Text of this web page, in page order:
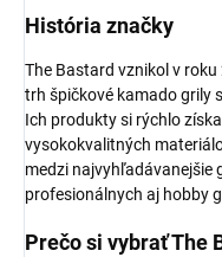
História značky
The Bastard vznikol v
trh špičkové kamado grily
Ich produkty si rýchlo
vysokokvalitných
medzi najvyhľadávanejšie
profesionálnych aj hobby
Prečo si vybrať The